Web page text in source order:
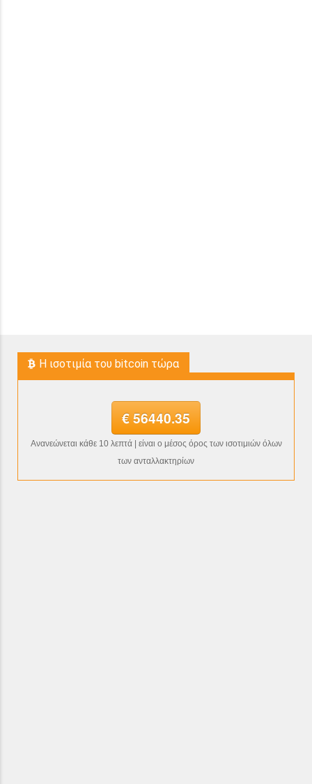
H ισοτιμία του bitcoin τώρα
€ 56440.35
Ανανεώνεται κάθε 10 λεπτά | είναι ο μέσος όρος των ισοτιμιών όλων
των ανταλλακτηρίων